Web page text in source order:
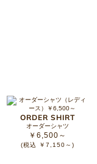
ORDER SHIRT
オーダーシャツ
￥6,500～
(税込 ￥7,150～)